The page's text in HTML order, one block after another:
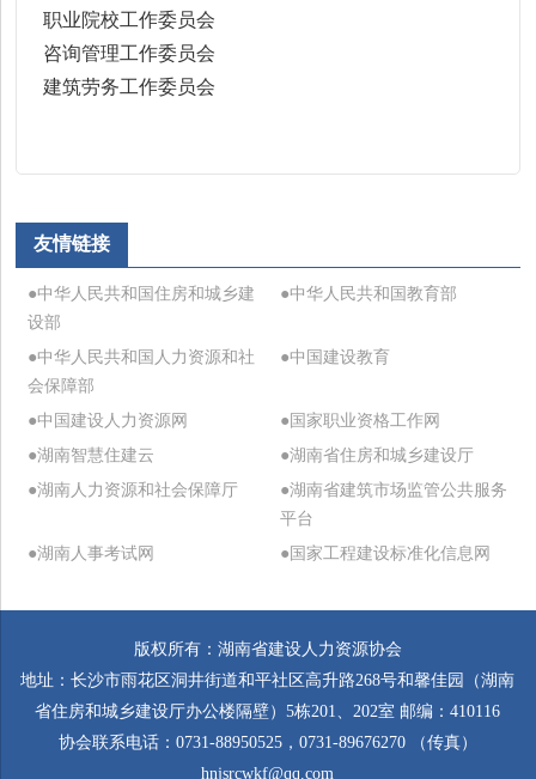
职业院校工作委员会
咨询管理工作委员会
建筑劳务工作委员会
友情链接
●中华人民共和国住房和城乡建
设部
●中华人民共和国教育部
●中华人民共和国人力资源和社
会保障部
●中国建设教育
●中国建设人力资源网
●国家职业资格工作网
●湖南智慧住建云
●湖南省住房和城乡建设厅
●湖南人力资源和社会保障厅
●湖南省建筑市场监管公共服务
平台
●湖南人事考试网
●国家工程建设标准化信息网
版权所有：湖南省建设人力资源协会
地址：长沙市雨花区洞井街道和平社区高升路268号和馨佳园（湖南
省住房和城乡建设厅办公楼隔壁）5栋201、202室 邮编：410116
协会联系电话：0731-88950525，0731-89676270 （传真）
hnjsrcwkf@qq.com